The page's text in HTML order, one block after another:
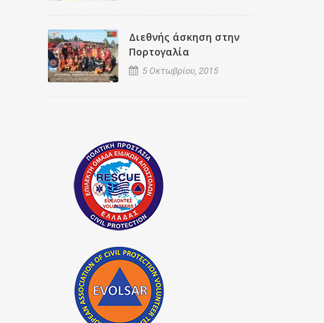
Διεθνής άσκηση στην
Πορτογαλία
5 Οκτωβρίου, 2015